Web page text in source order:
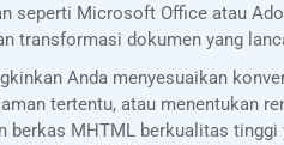
seperti Microsoft Office atau
transformasi dokumen yang
Anda menyesuaikan
tertentu, atau menentukan
MHTML berkualitas